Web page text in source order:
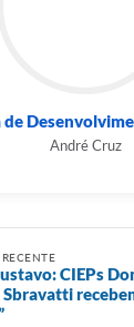
de
André Cruz
CIEPs